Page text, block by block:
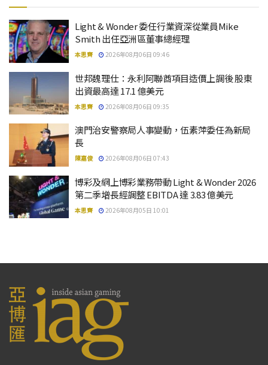
Light & Wonder 委任行業資深從業員Mike
Smith 出任亞洲區董事總經理
本思齊 2026年08月06日 09:46
世邦魏理仕：永利阿聯酋項目造價上調後 股東
出資最高達 17.1 億美元
本思齊 2026年08月06日 09:35
澳門治安警察局人事變動，伍素萍委任為新局
長
陳嘉俊 2026年08月06日 07:43
博彩及網上博彩業務帶動 Light & Wonder 2026
第二季增長經調整 EBITDA 達 3.83 億美元
本思齊 2026年08月05日 10:01